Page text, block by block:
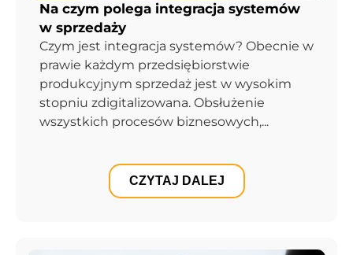
Na czym polega integracja systemów
w sprzedaży
Czym jest integracja systemów? Obecnie w
prawie każdym przedsiębiorstwie
produkcyjnym sprzedaż jest w wysokim
stopniu zdigitalizowana. Obsłużenie
wszystkich procesów biznesowych,...
CZYTAJ DALEJ